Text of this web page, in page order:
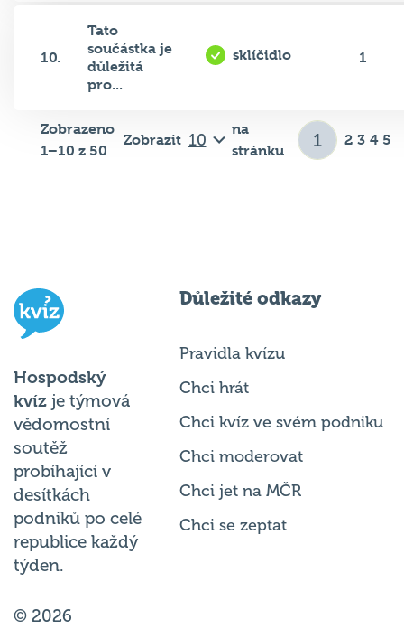
10.
Tato
součástka je
důležitá
pro...
sklíčidlo 1
Zobrazeno
1–10 z 50
Zobrazit
na
stránku
2 3 4 5
Hospodský
kvíz je týmová
vědomostní
soutěž
probíhající v
desítkách
podniků po celé
republice každý
týden.
© 2026
Důležité odkazy
Pravidla kvízu
Chci hrát
Chci kvíz ve svém podniku
Chci moderovat
Chci jet na MČR
Chci se zeptat